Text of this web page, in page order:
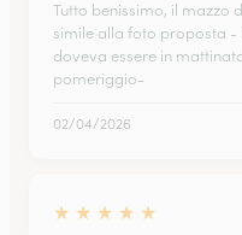
Tutto benissimo, il mazzo
simile alla foto proposta -
doveva essere in
pomeriggio-
02/04/2026
★ ★ ★ ★ ★